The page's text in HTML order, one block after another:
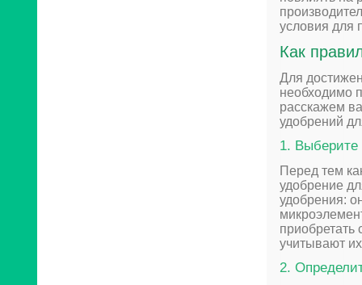
условия для
Как
Для
необходимо
расскажем
удобрений
1. Выберите
Перед тем
удобрение
удобрения:
приобретать
учитывают
2.